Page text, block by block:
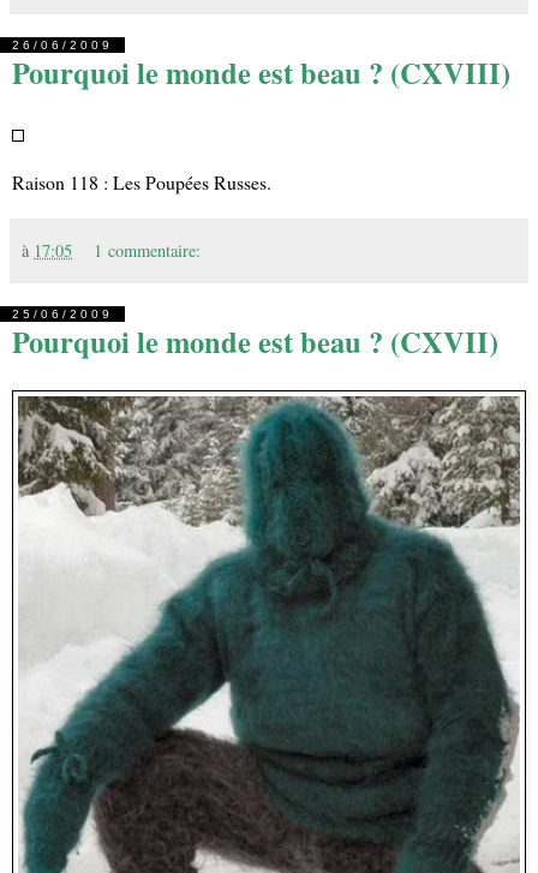
26/06/2009
Pourquoi le monde est beau ? (CXVIII)
Raison 118 : Les Poupées Russes.
à 17:05 1 commentaire:
25/06/2009
Pourquoi le monde est beau ? (CXVII)